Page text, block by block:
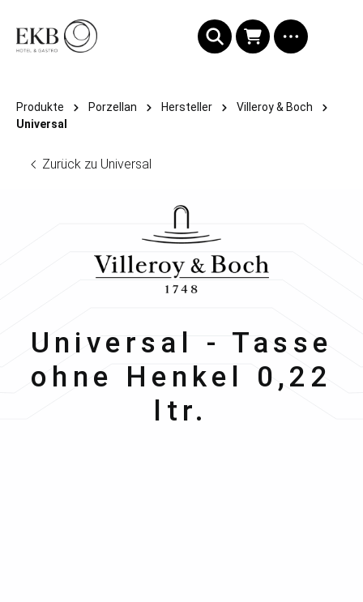
Produkte Porzellan Hersteller
Villeroy & Boch
Universal
Zurück zu Universal
Villeroy & Boch
Universal - Tasse
ohne Henkel 0,22
ltr.